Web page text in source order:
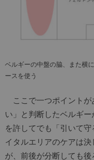
ベルギーの中盤の脇、また横
ースを使う
ここで一つポイントが
い」と判断したベルギ
を許してでも「引いて
イタルエリアのケアは
が、前後が分断しても